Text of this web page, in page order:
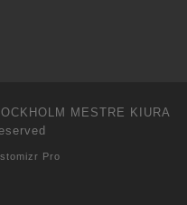
MESTRE KIURA
Pro